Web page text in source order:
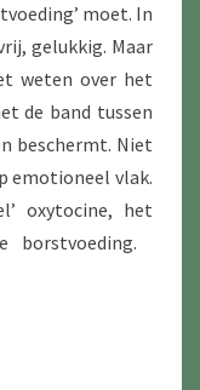
moet. In
gelukkig. Maar
weten over het
de band tussen
beschermt. Niet
emotioneel vlak.
oxytocine, het
borstvoeding.